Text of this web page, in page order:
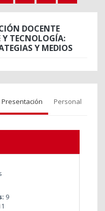
DOCENTE
TECNOLOGÍA:
Y MEDIOS
Presentación Personal
9